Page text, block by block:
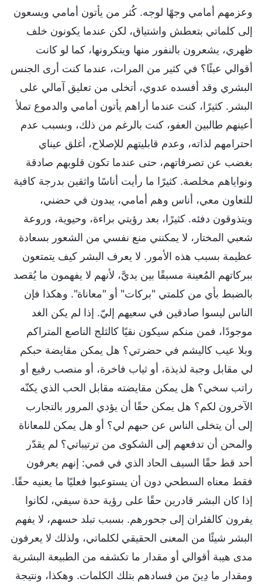
وعزمهم أمامي وجهًا لوجه. كُثر من يأتون أمامي ويسعون
إلى كلماتي بتعطش واشتياق، لكن عندما يكونون خلف
ظهري، يشعرون بالنفور منها وينكرونها، كما لو كانت
أقوالي عبئًا؟ في كثير من المرات، عندما كنت أرى الجنس
البشري وقد أفسده عدوي، أتخلى من تعليق آمالي على
البشر. كثيرًا، كنت عندما أراهم يأتون أمامي والدموع تملأ
أعينهم طالبين العفو، كنت بالرغم من ذلك، وبسبب عدم
احترامهم لذاته، وعدم قابليتهم للإصلاح، أغلق عيناي
بغضب عن تصرفاتهم، حتى عندما تكون قلوبهم صادقة
ونواياهم مخلصة. كثيرًا ما رأيت أناسًا واثقين بدرجة كافية
للتعاون معي، أناس وهم أمامي، يبدون في حضني،
ويتذوقون دفئه. كثيرًا، بعد رؤيتي براءة، وحيوية، وروعة
شعبي المختار، لا يمكنني منع نفسي من الشعور بسعادة
عظيمة بسبب هذه الأمور. لا يعرف البشر كيف يتمتعون
ببركاتهم المُعينة مسبقًا بين يديَّ، لأنهم لا يفهمون ما يُقصد
بالضبط بأي من كلمتي "بركات" أو "معاناة". وهكذا فإن
الناس ليسوا صادقين في سعيهم إليّ. إذا لم يكن الغد
موجودًا، فمن منكم سيكون نقيًا كالثلج الناصع المتراكم
وبلا عيب كاليشم في حضرتي؟ هل يمكن مقايضة حبكم
لي مقابل وجبة لذيذة، أو ثياب فاخرة، أو منصب رفيع أو
راتب سخي؟ هل يمكن مقايضته مقابل الحب الذي يكنّه
الآخرون لكم؟ هل يمكن حقًا أن يؤدي المرور بالتجارب
إلى أن يتخلى الناس عن حبهم لي؟ أو هل يمكن للمعاناة
والمحن أن تدفعهم إلى الشكوى من ترتيباتي؟ لم يقدّر
أحد قط حقًا السيف الحاد الذي في فمي: إنهم يعرفون
فقط معناه السطحي دون أن يستوعبوا فعليًا ما يعنيه حقًا.
إذا كان البشر قادرين حقًا على رؤية حدة سيفي، لكانوا
يفرون كالفئران إلى جحورهم. بسبب تبلد حسهم، لا يفهم
البشر شيئًا من المعنى الحقيقي لكلماتي، ولذلك لا يعرفون
مدى هيبة أقوالي أو مقدار ما تكشفه من الطبيعة البشرية
ومقدار ما دِينَ من فسادهم بتلك الكلمات. وهكذا، ونتيجة